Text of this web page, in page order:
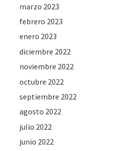
marzo 2023
febrero 2023
enero 2023
diciembre 2022
noviembre 2022
octubre 2022
septiembre 2022
agosto 2022
julio 2022
junio 2022